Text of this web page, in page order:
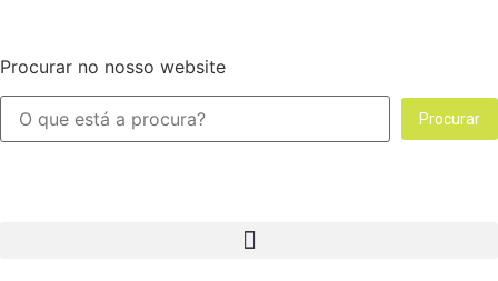
Procurar no nosso website
Procurar